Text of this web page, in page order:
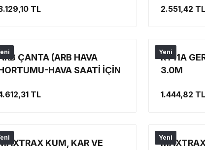
TL 2.551,42 TL
ÇANTA (ARB HAVA
HAVA SAATİ İÇİN
ÇANTA)
TL
Yeni
RT11A
3.0M
1.444,82 TL
KUM, KAR VE
Yeni